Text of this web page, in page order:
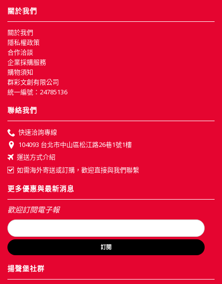
關於我們
關於我們
隱私權政策
合作洽談
企業採購服務
購物須知
群彩文創有限公司
統一編號：24785136
聯絡我們
快速洽詢專線
104093 台北市中山區松江路26巷1號1樓
運送方式介紹
如需海外寄送或訂購，歡迎直接與我們聯繫
更多優惠與最新消息
歡迎訂閱電子報
訂閱
揚聲堡社群